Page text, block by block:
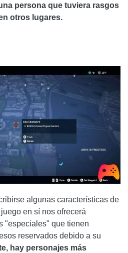
persona que tuviera rasgos
otros lugares.
algunas características de
en sí nos ofrecerá
"especiales" que tienen
reservados debido a su
hay personajes más